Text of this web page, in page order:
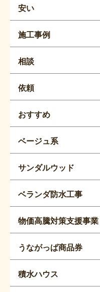
安い
施工事例
相談
依頼
おすすめ
ベージュ系
サンダルウッド
ベランダ防水工事
物価高騰対策支援事業
うながっぱ商品券
積水ハウス